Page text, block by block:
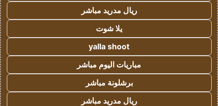
ريال مدريد مباشر
يلا شوت
yalla shoot
مباريات اليوم مباشر
برشلونة مباشر
ريال مدريد مباشر